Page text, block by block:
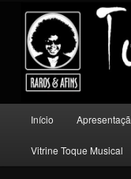
conteúdo
principal
conteúdo
secundário
Toque
Um lugar para quem
principal
Início
Vitrine Toque Musical